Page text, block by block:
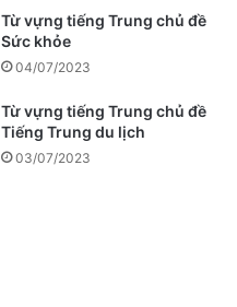
Từ vựng tiếng Trung chủ đề
Sức khỏe
04/07/2023
Từ vựng tiếng Trung chủ đề
Tiếng Trung du lịch
03/07/2023